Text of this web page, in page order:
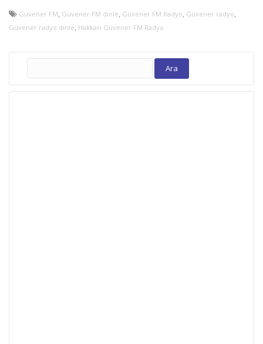
Güvener FM, Güvener FM dinle, Güvener FM Radyo, Güvener radyo,
Güvener radyo dinle, Hakkari Güvener FM Radyo
Arama: